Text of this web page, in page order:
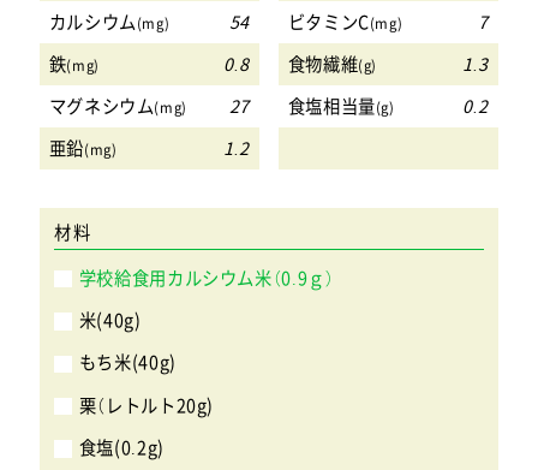
カルシウム(mg) 54 ビタミンC(mg)
7
鉄(mg) 0.8 食物繊維(g)
1.3
マグネシウム(mg) 27 食塩相当量(g)
0.2
亜鉛(mg) 1.2
材料
学校給食用カルシウム米（0.9ｇ）
米(40g)
もち米(40g)
栗（レトルト20g)
食塩(0.2g)